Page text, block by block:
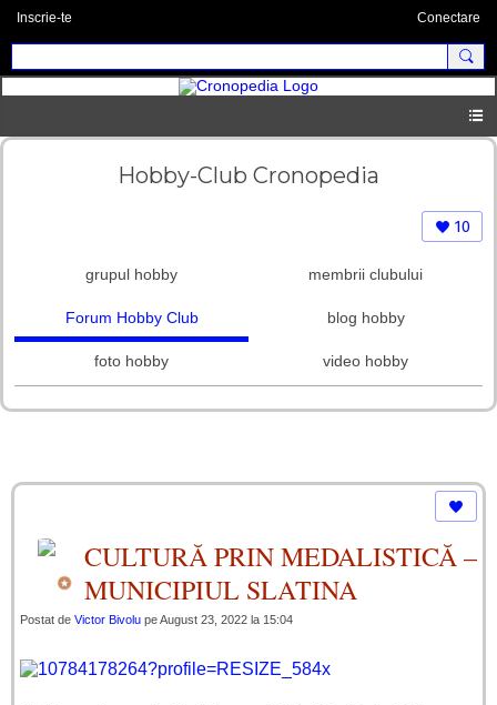
Inscrie-te Conectare
Hobby-Club Cronopedia
10
grupul hobby membrii clubului
Forum Hobby Club blog hobby
foto hobby video hobby
CULTURĂ PRIN MEDALISTICĂ –
MUNICIPIUL SLATINA
Postat de Victor Bivolu pe August 23, 2022 la 15:04